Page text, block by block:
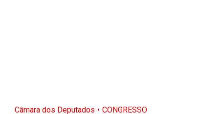
Câmara dos Deputados CONGRESSO